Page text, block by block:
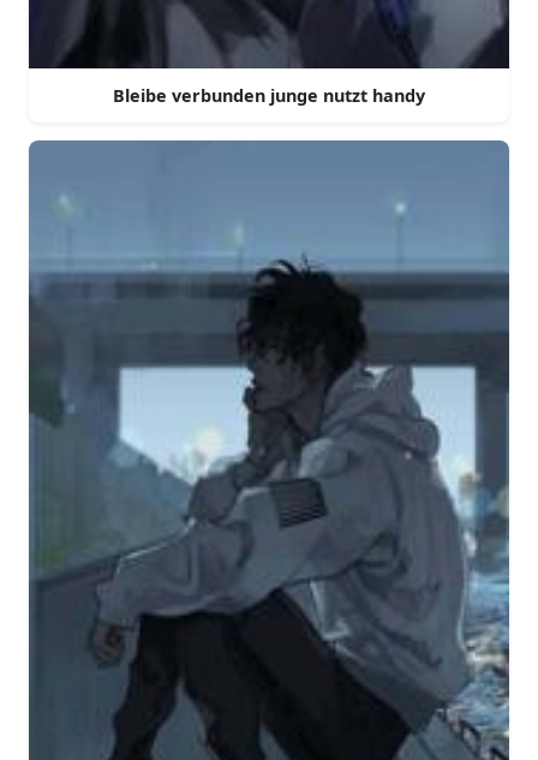
Bleibe verbunden junge nutzt handy